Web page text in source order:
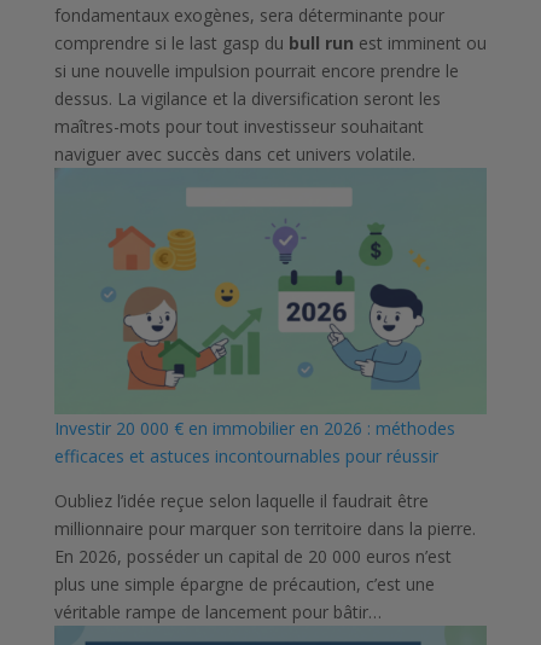
fondamentaux exogènes, sera déterminante pour
comprendre si le last gasp du bull run est imminent ou
si une nouvelle impulsion pourrait encore prendre le
dessus. La vigilance et la diversification seront les
maîtres-mots pour tout investisseur souhaitant
naviguer avec succès dans cet univers volatile.
Investir 20 000 € en immobilier en 2026 : méthodes
efficaces et astuces incontournables pour réussir
Oubliez l’idée reçue selon laquelle il faudrait être
millionnaire pour marquer son territoire dans la pierre.
En 2026, posséder un capital de 20 000 euros n’est
plus une simple épargne de précaution, c’est une
véritable rampe de lancement pour bâtir…